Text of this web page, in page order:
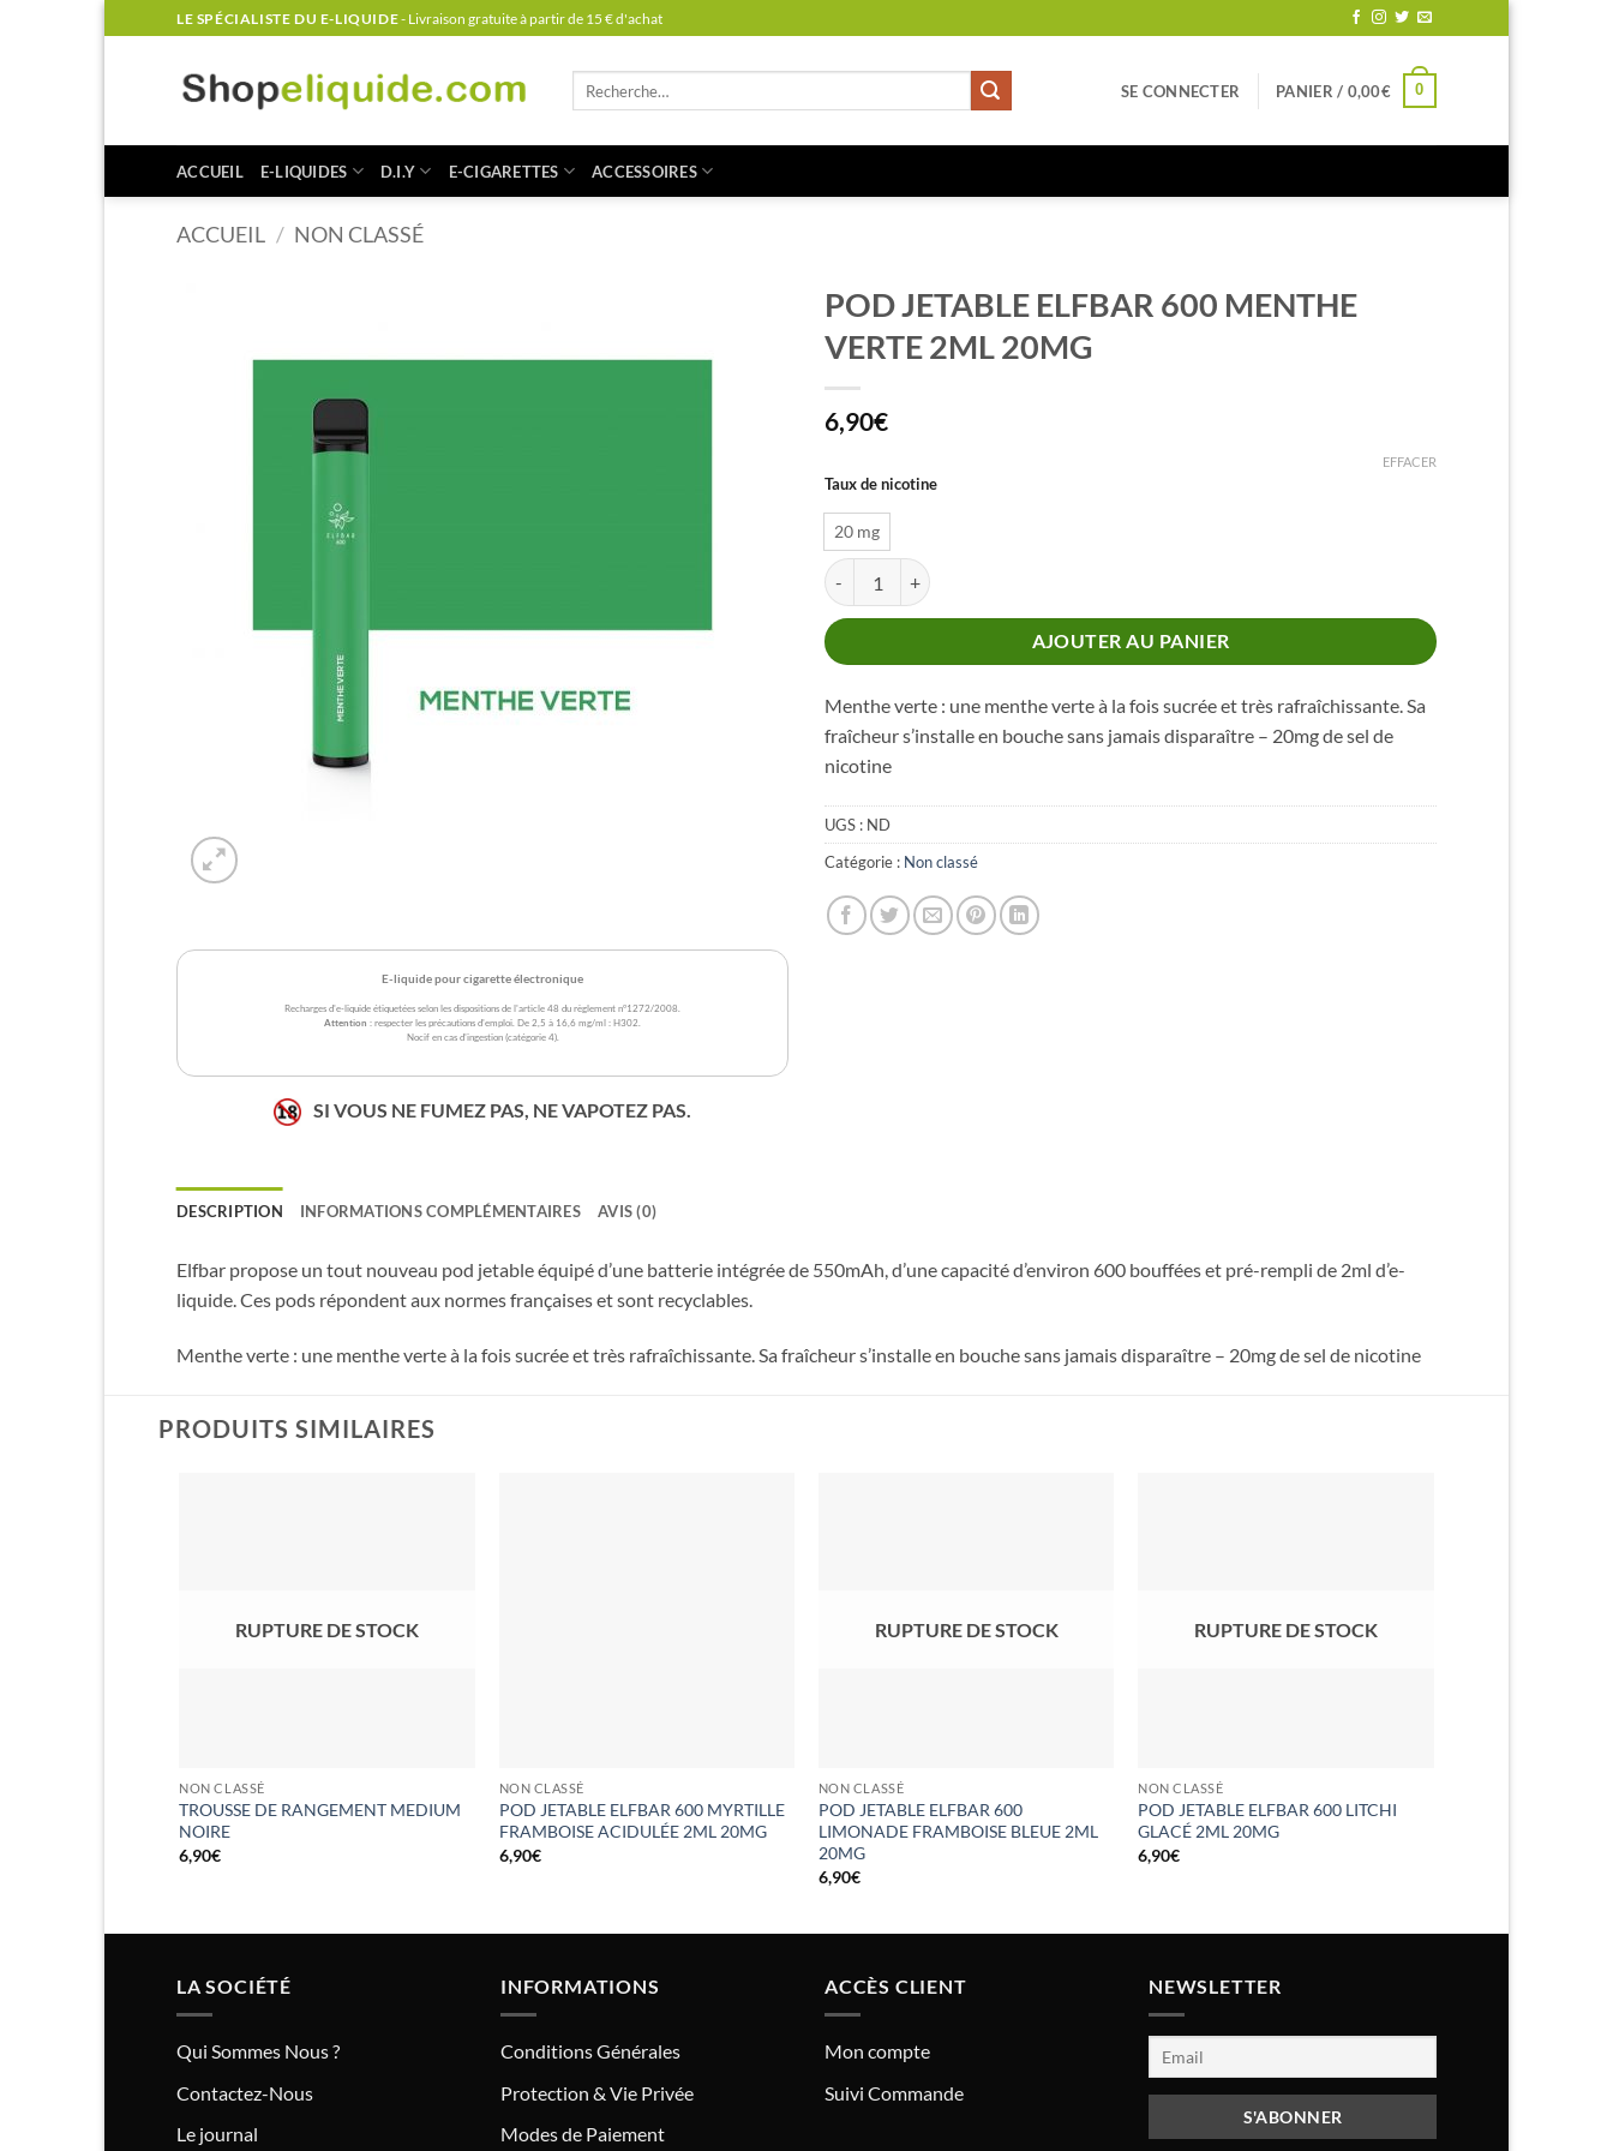
au
LE SPÉCIALISTE DU E-LIQUIDE- Livraison gratuite à partir de 15 € d'achat
SE CONNECTER PANIER / 0,00€ 0
ACCUEIL E-LIQUIDES D.I.Y E-CIGARETTES ACCESSOIRES
ACCUEIL / NON CLASSÉ
E-liquide pour cigarette électronique
Recharges d'e-liquide étiquetées selon les dispositions de l'article 48 du règlement n°1272/2008.
Attention : respecter les précautions d'emploi. De 2,5 à 16,6 mg/ml : H302.
Nocif en cas d'ingestion (catégorie 4).
SI VOUS NE FUMEZ PAS, NE VAPOTEZ PAS.
POD JETABLE ELFBAR 600 MENTHE
VERTE 2ML 20MG
6,90€
Taux de nicotine
20 mg
EFFACER
quantité de POD JETABLE ELFBAR 600 MENTHE VERTE 2ML 20MG
AJOUTER AU PANIER
Menthe verte : une menthe verte à la fois sucrée et très rafraîchissante. Sa
fraîcheur s’installe en bouche sans jamais disparaître – 20mg de sel de
nicotine
UGS : ND
Catégorie : Non classé
DESCRIPTION INFORMATIONS COMPLÉMENTAIRES AVIS (0)
Elfbar propose un tout nouveau pod jetable équipé d’une batterie intégrée de 550mAh, d’une capacité d’environ 600 bouffées et pré-rempli de 2ml d’e-
liquide. Ces pods répondent aux normes françaises et sont recyclables.
Menthe verte : une menthe verte à la fois sucrée et très rafraîchissante. Sa fraîcheur s’installe en bouche sans jamais disparaître – 20mg de sel de nicotine
PRODUITS SIMILAIRES
RUPTURE DE STOCK
NON CLASSÉ
TROUSSE DE RANGEMENT MEDIUM
NOIRE
6,90€
NON CLASSÉ
POD JETABLE ELFBAR 600 MYRTILLE
FRAMBOISE ACIDULÉE 2ML 20MG
6,90€
RUPTURE DE STOCK
NON CLASSÉ
POD JETABLE ELFBAR 600
LIMONADE FRAMBOISE BLEUE 2ML
20MG
6,90€
RUPTURE DE STOCK
NON CLASSÉ
POD JETABLE ELFBAR 600 LITCHI
GLACÉ 2ML 20MG
6,90€
LA SOCIÉTÉ
Qui Sommes Nous ?
Contactez-Nous
Le journal
INFORMATIONS
Conditions Générales
Protection & Vie Privée
Modes de Paiement
ACCÈS CLIENT
Mon compte
Suivi Commande
NEWSLETTER